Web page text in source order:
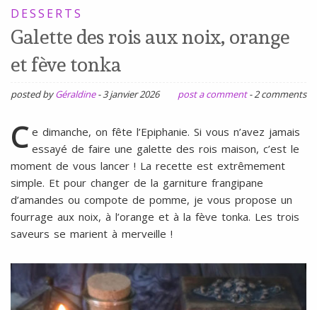
SANS
GLUTEN,
SANS
LAIT,
SOJA,
ŒUFS
DESSERTS
Galette des rois aux noix, orange
et fève tonka
posted byGéraldine -3 janvier 2026 post a comment -2 comments
C e dimanche, on fête l’Epiphanie. Si vous n’avez jamais
essayé de faire une galette des rois maison, c’est le
moment de vous lancer ! La recette est extrêmement
simple. Et pour changer de la garniture frangipane
d’amandes ou compote de pomme, je vous propose un
fourrage aux noix, à l’orange et à la fève tonka. Les trois
saveurs se marient à merveille !